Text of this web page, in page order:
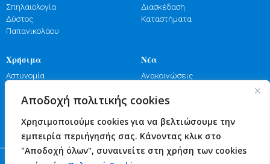
Αποδοχή πολιτικής cookies
Χρησιμοποιούμε cookies για να βελτιώσουμε την
εμπειρία περιήγησής σας. Κάνοντας κλικ στο
"Αποδοχή όλων", συναινείτε στη χρήση των cookies
Σπηλαιολογία
Δύστος
Παπανικολάου
Διασκέδαση
Καταστήματα
Χρήσιμα
Αστυνομία
Πυροσβεστική
Υγεία
Νέα
Ανακοινώσεις
Γιορτές
Επικοινωνία